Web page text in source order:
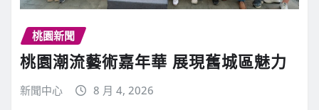
桃園新聞
桃園潮流藝術嘉年華 展現舊城區魅力
新聞中心 8 月 4, 2026